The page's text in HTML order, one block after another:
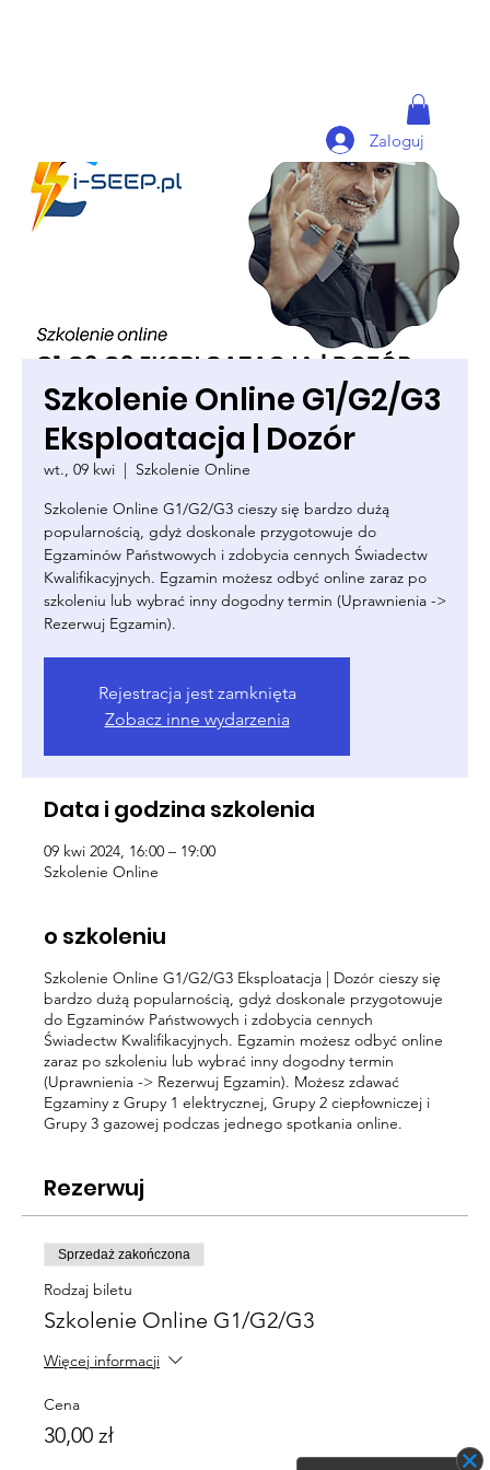
Zaloguj
Szkolenie Online G1/G2/G3
Eksploatacja | Dozór
wt., 09 kwi
  |
Szkolenie Online
Szkolenie Online G1/G2/G3 cieszy się bardzo dużą
popularnością, gdyż doskonale przygotowuje do
Egzaminów Państwowych i zdobycia cennych Świadectw
Kwalifikacyjnych. Egzamin możesz odbyć online zaraz po
szkoleniu lub wybrać inny dogodny termin (Uprawnienia ->
Rezerwuj Egzamin).
Rejestracja jest zamknięta
Zobacz inne wydarzenia
Data i godzina szkolenia
09 kwi 2024, 16:00 – 19:00
Szkolenie Online
o szkoleniu
Szkolenie Online G1/G2/G3 Eksploatacja | Dozór cieszy się
bardzo dużą popularnością, gdyż doskonale przygotowuje
do Egzaminów Państwowych i zdobycia cennych
Świadectw Kwalifikacyjnych. Egzamin możesz odbyć online
zaraz po szkoleniu lub wybrać inny dogodny termin
(Uprawnienia -> Rezerwuj Egzamin). Możesz zdawać
Egzaminy z Grupy 1 elektrycznej, Grupy 2 ciepłowniczej i
Grupy 3 gazowej podczas jednego spotkania online.
Rezerwuj
Sprzedaż zakończona
Rodzaj biletu
Szkolenie Online G1/G2/G3
Więcej informacji
Cena
30,00 zł